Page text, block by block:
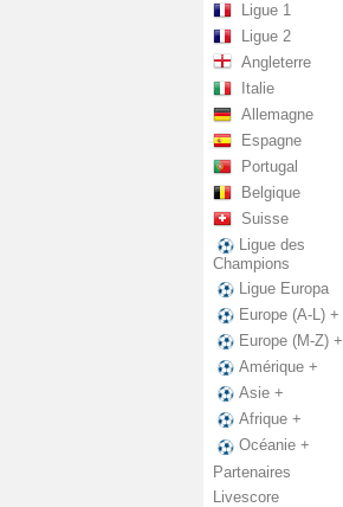
Ligue 1
Ligue 2
Angleterre
Italie
Allemagne
Espagne
Portugal
Belgique
Suisse
Ligue des
Champions
Ligue Europa
Europe (A-L) +
Europe (M-Z) +
Amérique +
Asie +
Afrique +
Océanie +
Partenaires
Livescore